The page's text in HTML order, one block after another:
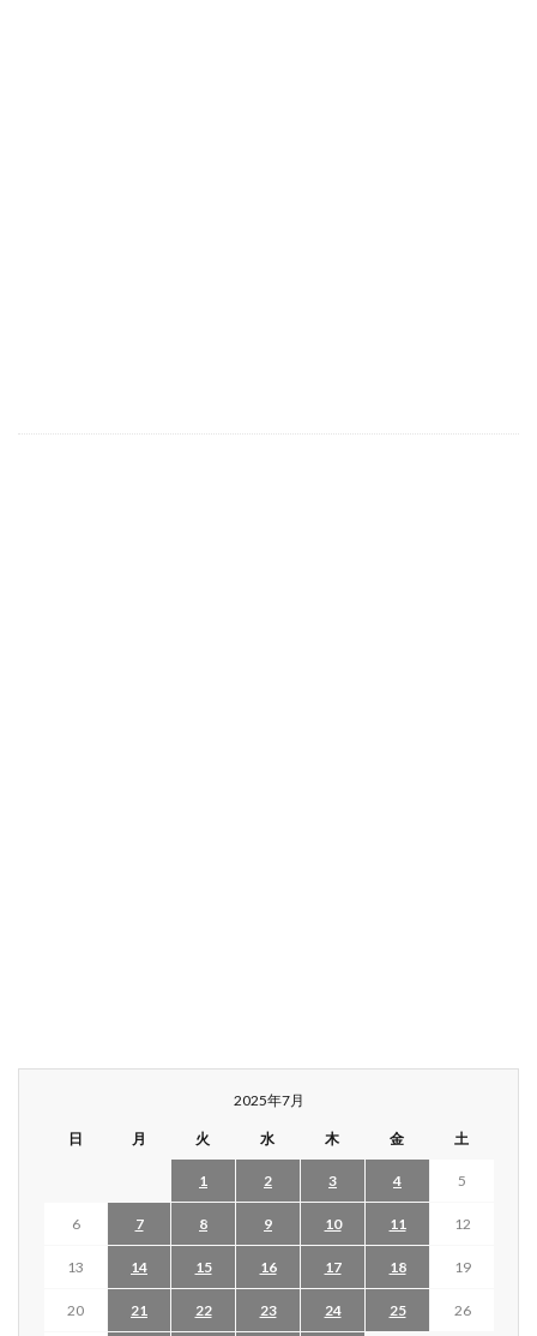
2025年7月
日 月 火 水 木 金 土
1 2 3 4 5
6 7 8 9 10 11 12
13 14 15 16 17 18 19
20 21 22 23 24 25 26